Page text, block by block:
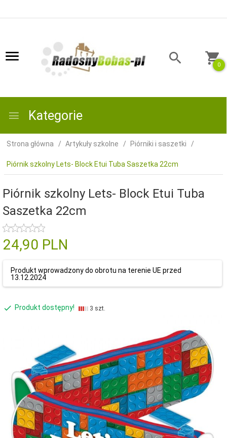
0
Kategorie
Strona główna Artykuły szkolne Piórniki i saszetki
Piórnik szkolny Lets- Block Etui Tuba Saszetka 22cm
Piórnik szkolny Lets- Block Etui Tuba
Saszetka 22cm
24,90 PLN
Produkt wprowadzony do obrotu na terenie UE przed
13.12.2024
Produkt dostępny! 3 szt.